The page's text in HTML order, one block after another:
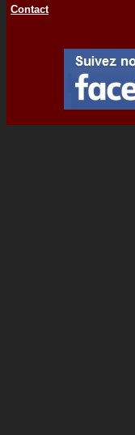
Contact